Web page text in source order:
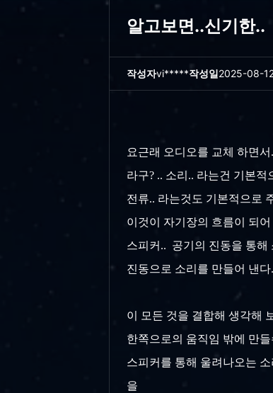
알고보면..신기한..
작성자vi*****작성일2025-08-
요근래 오디오를 교체 하면
라구? .. 소리.. 라는건 기본적
전류.. 라는것도 기본적으로
이것이 자기장의 흐름이 되
스피커.. 공기의 진동을 통해
진동으로 소리를 만들어 낸다.
이 모든 것을 결합해 생각해
한쪽으로의 움직임 밖에 만
스피커를 통해 울려나오는
을